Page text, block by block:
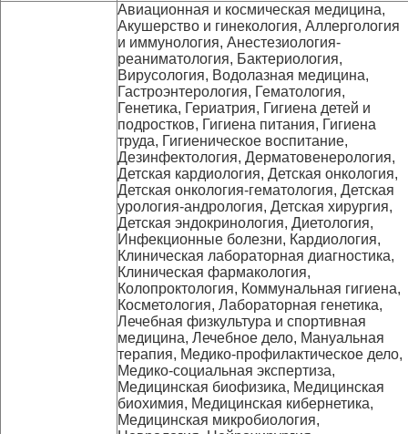
Авиационная и космическая медицина,
Акушерство и гинекология, Аллергология
и иммунология, Анестезиология-
реаниматология, Бактериология,
Вирусология, Водолазная медицина,
Гастроэнтерология, Гематология,
Генетика, Гериатрия, Гигиена детей и
подростков, Гигиена питания, Гигиена
труда, Гигиеническое воспитание,
Дезинфектология, Дерматовенерология,
Детская кардиология, Детская онкология,
Детская онкология-гематология, Детская
урология-андрология, Детская хирургия,
Детская эндокринология, Диетология,
Инфекционные болезни, Кардиология,
Клиническая лабораторная диагностика,
Клиническая фармакология,
Колопроктология, Коммунальная гигиена,
Косметология, Лабораторная генетика,
Лечебная физкультура и спортивная
медицина, Лечебное дело, Мануальная
терапия, Медико-профилактическое дело,
Медико-социальная экспертиза,
Медицинская биофизика, Медицинская
биохимия, Медицинская кибернетика,
Медицинская микробиология,